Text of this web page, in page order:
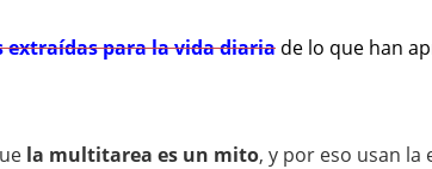
extraídas para la vida diaria de lo que han
la multitarea es un mito, y por eso usan la